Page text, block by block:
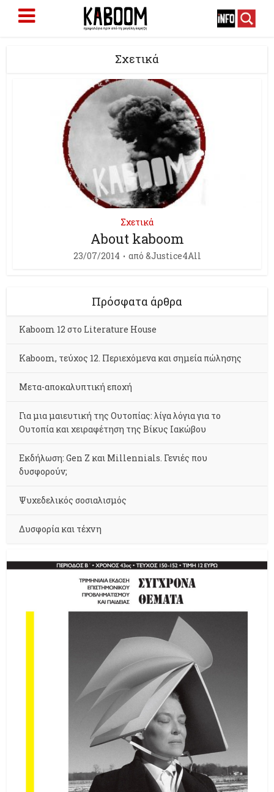
Σχετικά
Σχετικά
About kaboom
23/07/2014 από &Justice4All
Πρόσφατα άρθρα
Kaboom 12 στο Literature House
Kaboom, τεύχος 12. Περιεχόμενα και σημεία πώλησης
Μετα-αποκαλυπτική εποχή
Για μια μαιευτική της Ουτοπίας: λίγα λόγια για το
Ουτοπία και χειραφέτηση της Βίκυς Ιακώβου
Εκδήλωση: Gen Z και Millennials. Γενιές που
δυσφορούν;
Ψυχεδελικός σοσιαλισμός
Δυσφορία και τέχνη